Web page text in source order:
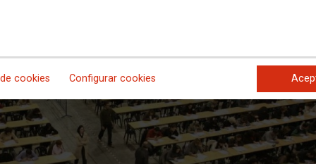
cookies Configurar cookies